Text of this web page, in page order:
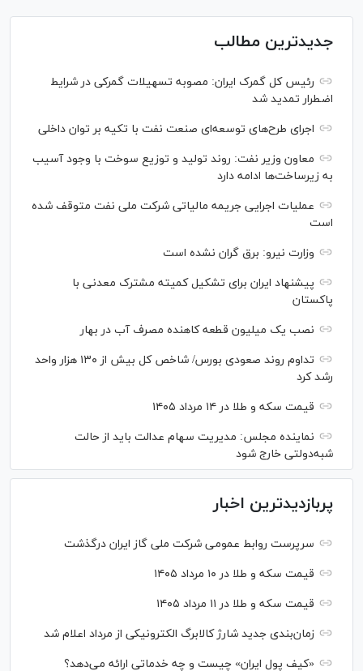
جدیدترین مطالب
رئیس کل گمرک ایران: مصوبه تسهیلات گمرکی در شرایط
اضطرار تمدید شد
اجرای طرح‌های توسعه‌ای صنعت نفت با تکیه بر توان داخلی
معاون وزیر نفت: روند تولید و توزیع سوخت با وجود آسیب
به زیرساخت‌ها ادامه دارد
عملیات اجرایی جریمه مالیاتی شرکت ملی نفت متوقف شده
است
وزارت نیرو: برق گران نشده است
پیشنهاد ایران برای تشکیل کمیته مشترک معدنی با
پاکستان
نصب یک میلیون قطعه کاهنده مصرف آب در بهار
تداوم روند صعودی بورس/ شاخص کل بیش از ۱۳۰ هزار واحد
رشد کرد
قیمت سکه و طلا در ۱۴ مرداد ۱۴۰۵
نماینده مجلس: مدیریت سهام عدالت باید از حالت
شبه‌دولتی خارج شود
پربازدیدترین اخبار
سرپرست روابط عمومی شرکت ملی گاز ایران درگذشت
قیمت سکه و طلا در ۱۰ مرداد ۱۴۰۵
قیمت سکه و طلا در ۱۱ مرداد ۱۴۰۵
زمان‌بندی جدید شارژ کالابرگ الکترونیکی از مرداد اعلام شد
«کیف پول ایران» چیست و چه خدماتی ارائه می‌دهد؟